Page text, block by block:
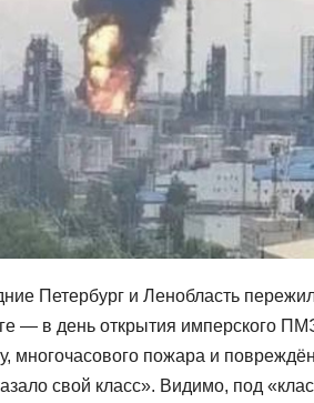
Петербург и Ленобласть
— в день открытия имперского
многочасового пожара и
свой класс». Видимо, под